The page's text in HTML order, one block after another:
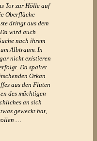
Tor zur Hölle auf
Oberfläche
dringt aus dem
wird auch
nach ihrem
Albtraum. In
nicht existieren
Da spaltet
Orkan
aus den Fluten
des mächtigen
an sich
geweckt hat,
…